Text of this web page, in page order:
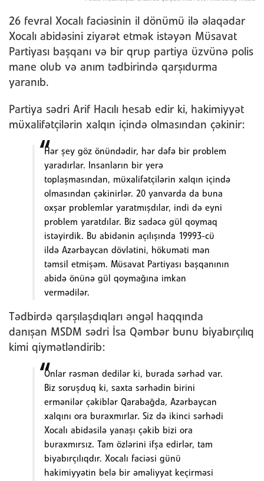
26 fevral Xocalı faciəsinin il dönümü ilə əlaqədar
Xocalı abidəsini ziyarət etmək istəyən Müsavat
Partiyası başqanı və bir qrup partiya üzvünə polis
mane olub və anım tədbirində qarşıdurma
yaranıb.
Partiya sədri Arif Hacılı hesab edir ki, hakimiyyət
müxalifətçilərin xalqın içində olmasından çəkinir:
Hər şey göz önündədir, hər dəfə bir problem
yaradırlar. Insanların bir yerə
toplaşmasından, müxalifətçilərin xalqın içində
olmasından çəkinirlər. 20 yanvarda da buna
oxşar problemlər yaratmışdılar, indi də eyni
problem yaratdılar. Biz sadəcə gül qoymaq
istəyirdik. Bu abidənin açılışında 19993-cü
ildə Azərbaycan dövlətini, hökuməti mən
təmsil etmişəm. Müsavat Partiyası başqanının
abidə önünə gül qoymağına imkan
vermədilər.
Tədbirdə qarşılaşdıqları əngəl haqqında
danışan MSDM sədri İsa Qəmbər bunu biyabırçılıq
kimi qiymətləndirib:
Onlar rəsmən dedilər ki, burada sərhəd var.
Biz soruşduq ki, saxta sərhədin birini
ermənilər çəkiblər Qarabağda, Azərbaycan
xalqını ora buraxmırlar. Siz də ikinci sərhədi
Xocalı abidəsilə yanaşı çəkib bizi ora
buraxmırsız. Tam özlərini ifşa edirlər, tam
biyabırçılıqdır. Xocalı faciəsi günü
hakimiyyətin belə bir əməliyyat keçirməsi